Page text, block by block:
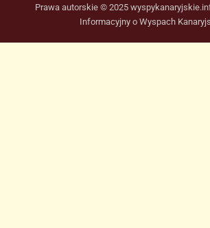
Prawa autorskie © 2025
Informacyjny o Wyspach